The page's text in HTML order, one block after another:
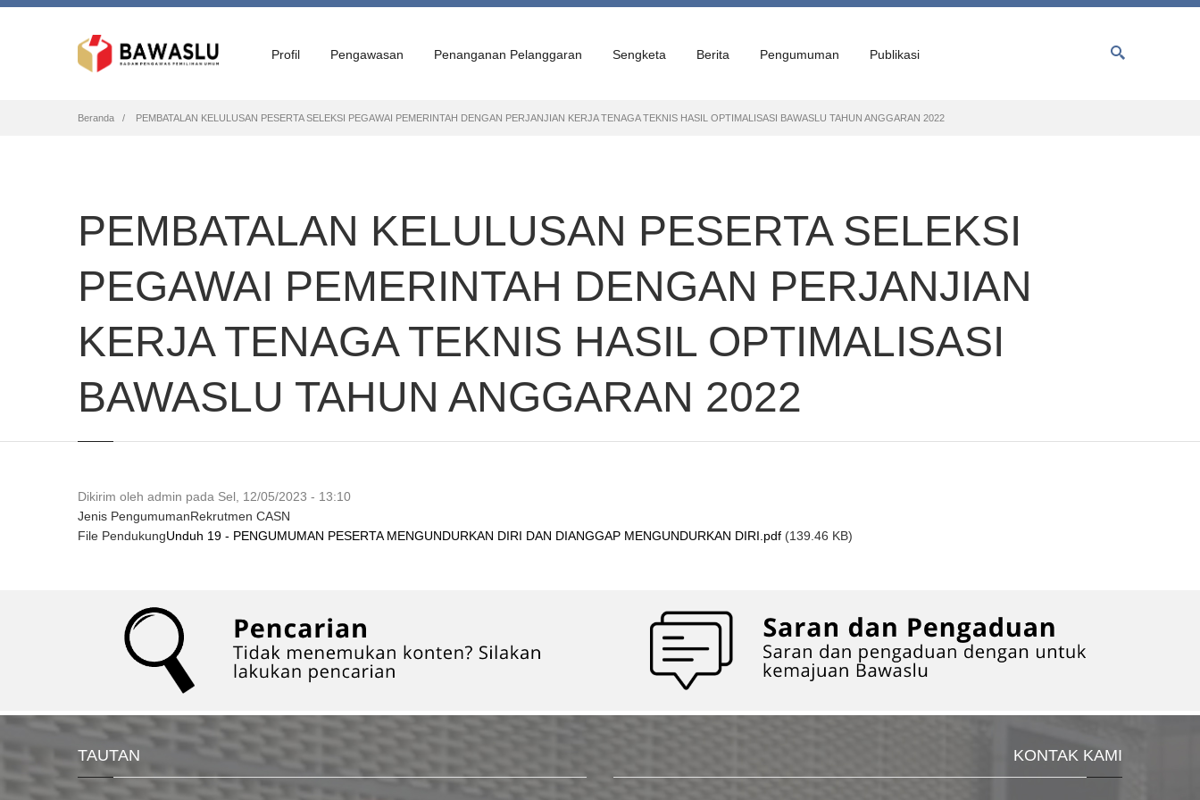
Profil Pengawasan Penanganan Pelanggaran Sengketa Berita Pengumuman Publikasi
Breadcrumb
Beranda PEMBATALAN KELULUSAN PESERTA SELEKSI PEGAWAI PEMERINTAH DENGAN PERJANJIAN KERJA TENAGA TEKNIS HASIL OPTIMALISASI BAWASLU TAHUN ANGGARAN 2022
PEMBATALAN KELULUSAN PESERTA SELEKSI
PEGAWAI PEMERINTAH DENGAN PERJANJIAN
KERJA TENAGA TEKNIS HASIL OPTIMALISASI
BAWASLU TAHUN ANGGARAN 2022
Dikirim oleh admin pada Sel, 12/05/2023 - 13:10
Jenis PengumumanRekrutmen CASN
File PendukungUnduh 19 - PENGUMUMAN PESERTA MENGUNDURKAN DIRI DAN DIANGGAP MENGUNDURKAN DIRI.pdf (139.46 KB)
TAUTAN KONTAK KAMI